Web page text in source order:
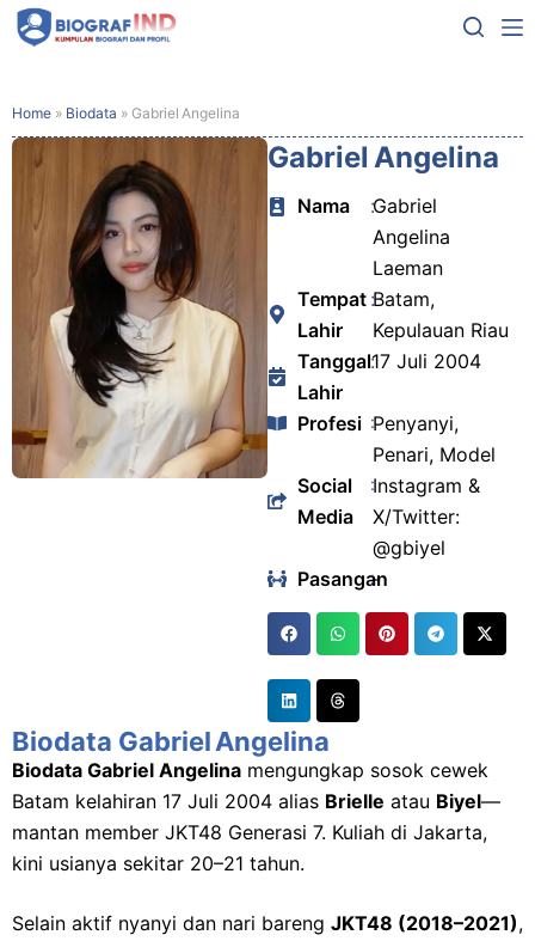
Home » Biodata » Gabriel Angelina
Gabriel Angelina
Nama :Gabriel
Angelina
Laeman
Tempat
Lahir
:Batam,
Kepulauan Riau
Tanggal
Lahir
:17 Juli 2004
Profesi :Penyanyi,
Penari, Model
Social
Media
:Instagram &
X/Twitter:
@gbiyel
Pasangan
:-
Biodata Gabriel Angelina
Biodata Gabriel Angelina mengungkap sosok cewek
Batam kelahiran 17 Juli 2004 alias Brielle atau Biyel—
mantan member JKT48 Generasi 7. Kuliah di Jakarta,
kini usianya sekitar 20–21 tahun.
Selain aktif nyanyi dan nari bareng JKT48 (2018–2021),